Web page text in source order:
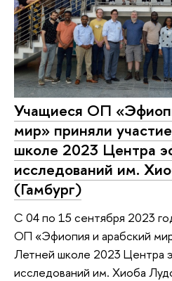
Учащиеся ОП
мир» приняли
школе 2023 Центра
исследований им.
(Гамбург)
C 04 по 15 сентября 2023
ОП «Эфиопия и арабский
Летней школе 2023 Центра
исследований им. Хиоба